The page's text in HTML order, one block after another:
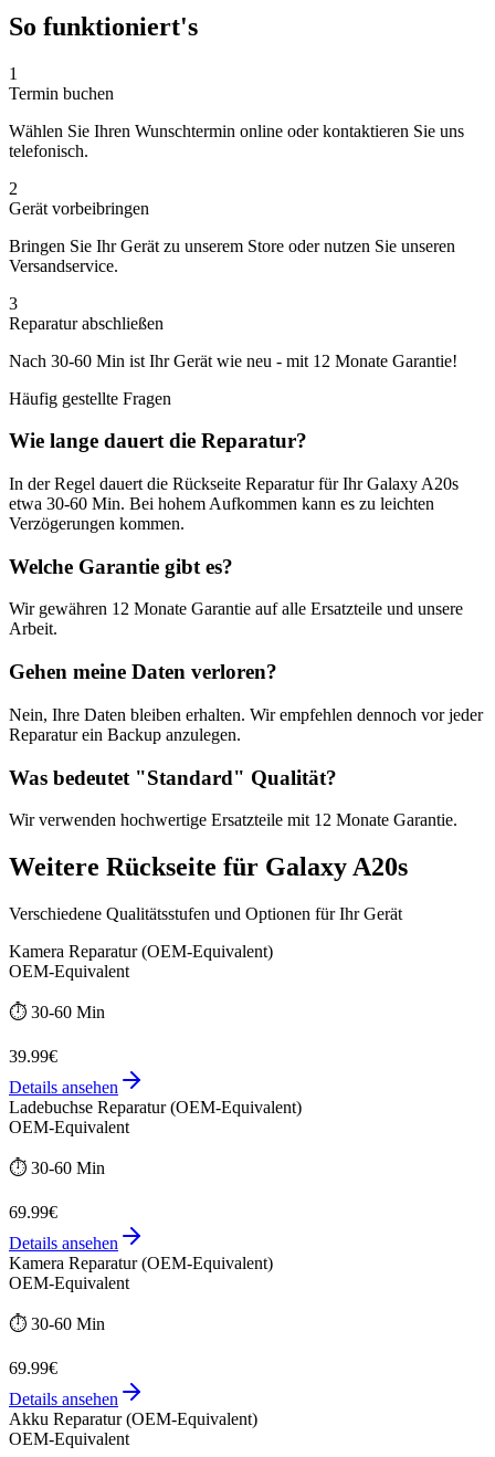
So funktioniert's
1
Termin buchen
Wählen Sie Ihren Wunschtermin online oder kontaktieren Sie uns
telefonisch.
2
Gerät vorbeibringen
Bringen Sie Ihr Gerät zu unserem Store oder nutzen Sie unseren
Versandservice.
3
Reparatur abschließen
Nach 30-60 Min ist Ihr Gerät wie neu - mit 12 Monate Garantie!
Häufig gestellte Fragen
Wie lange dauert die Reparatur?
In der Regel dauert die Rückseite Reparaturfür IhrGalaxy A20s
etwa 30-60 Min. Bei hohem Aufkommen kann es zu leichten
Verzögerungen kommen.
Welche Garantie gibt es?
Wir gewähren 12 Monate Garantie auf alle Ersatzteile und unsere
Arbeit.
Gehen meine Daten verloren?
Nein, Ihre Daten bleiben erhalten. Wir empfehlen dennoch vor jeder
Reparatur ein Backup anzulegen.
Was bedeutet "Standard" Qualität?
Wir verwenden hochwertige Ersatzteile mit 12 Monate Garantie.
Weitere Rückseite für Galaxy A20s
Verschiedene Qualitätsstufen und Optionen für Ihr Gerät
Kamera Reparatur (OEM-Equivalent)
OEM-Equivalent
⏱️ 30-60 Min
39.99€
Details ansehen
Ladebuchse Reparatur (OEM-Equivalent)
OEM-Equivalent
⏱️ 30-60 Min
69.99€
Details ansehen
Kamera Reparatur (OEM-Equivalent)
OEM-Equivalent
⏱️ 30-60 Min
69.99€
Details ansehen
Akku Reparatur (OEM-Equivalent)
OEM-Equivalent